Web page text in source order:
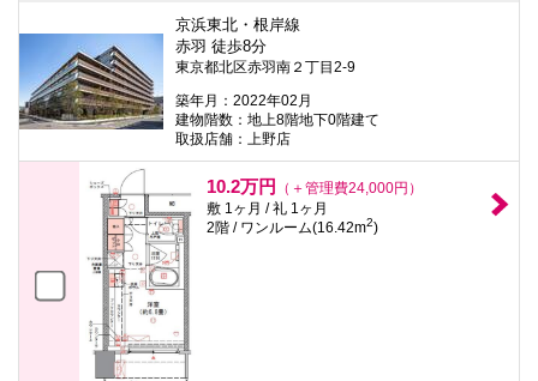
京浜東北・根岸線
赤羽 徒歩8分
東京都北区赤羽南２丁目2-9
築年月：2022年02月
建物階数：地上8階地下0階建て
取扱店舗：上野店
10.2万円
（＋管理費24,000円）
敷 1ヶ月 / 礼 1ヶ月
2階 / ワンルーム(16.42m2)